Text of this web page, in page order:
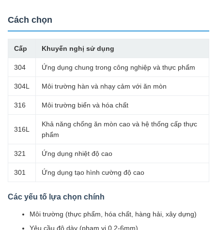
Cách chọn
Cấp Khuyến nghị sử dụng
304 Ứng dụng chung trong công nghiệp và thực phẩm
304L Môi trường hàn và nhạy cảm với ăn mòn
316 Môi trường biển và hóa chất
316L
Khả năng chống ăn mòn cao và hệ thống cấp thực
phẩm
321 Ứng dụng nhiệt độ cao
301 Ứng dụng tạo hình cường độ cao
Các yếu tố lựa chọn chính
Môi trường (thực phẩm, hóa chất, hàng hải, xây dựng)
Yêu cầu độ dày (phạm vi 0,2-6mm)